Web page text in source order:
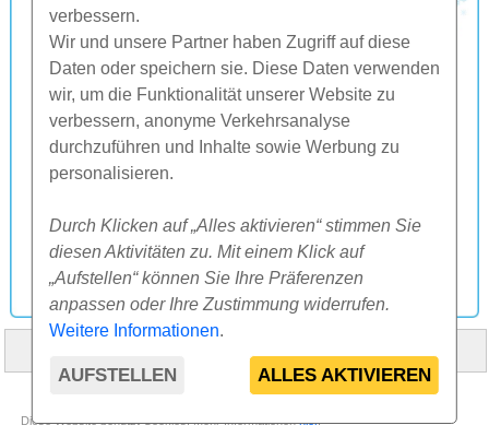
verbessern.
Wir und unsere Partner haben Zugriff auf diese
Daten oder speichern sie. Diese Daten verwenden
wir, um die Funktionalität unserer Website zu
verbessern, anonyme Verkehrsanalyse
durchzuführen und Inhalte sowie Werbung zu
personalisieren.
Durch Klicken auf „Alles aktivieren“ stimmen Sie
diesen Aktivitäten zu. Mit einem Klick auf
„Aufstellen“ können Sie Ihre Präferenzen
anpassen oder Ihre Zustimmung widerrufen.
Weitere Informationen.
AUFSTELLEN ALLES AKTIVIEREN
© 2000-2026 CK SUNFLOWERS agency, s.r.o.
Diese Website benutzt Cookies. Mehr Informationenhier.